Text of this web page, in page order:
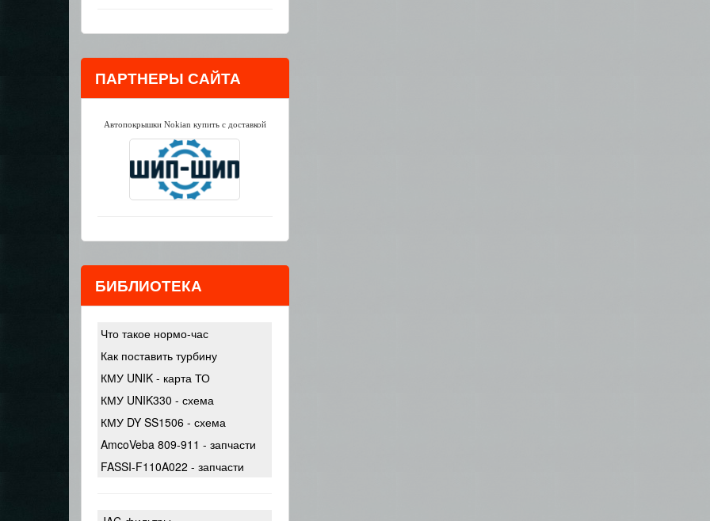
ПАРТНЕРЫ САЙТА
Автопокрышки Nokian купить с доставкой
БИБЛИОТЕКА
Что такое нормо-час
Как поставить турбину
КМУ UNIK - карта ТО
КМУ UNIK330 - схема
КМУ DY SS1506 - схема
AmcoVeba 809-911 - запчасти
FASSI-F110A022 - запчасти